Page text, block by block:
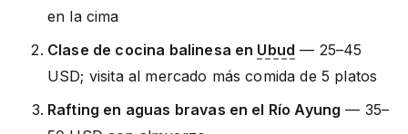
en la cima
Clase de cocina balinesa en Ubud — 25–45
USD; visita al mercado más comida de 5 platos
Rafting en aguas bravas en el Río Ayung — 35–